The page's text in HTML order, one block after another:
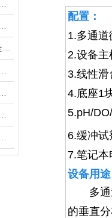
配置：
1.多通
2.设备主
3.线性滑
4.底座1
5.pH/
6.缓冲
7.笔记
设备用
多
的垂直